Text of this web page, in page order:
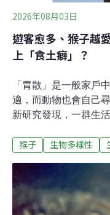
2026年08月03日
遊客愈多、猴子越
上「食土癖」？
「胃散」是一般家戶
適，而動物也會自己
新研究發現，一群生
土癖」來緩解腸胃症
北非最短距離僅約14
——巴巴里獼猴（
出，當地的獼猴近期
猴子 生物多樣性